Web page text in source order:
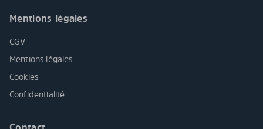
Mentions légales
CGV
Mentions légales
Cookies
Confidentialité